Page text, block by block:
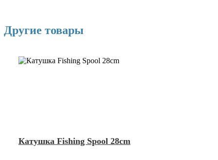
Другие товары
Катушка Fishing Spool 28cm